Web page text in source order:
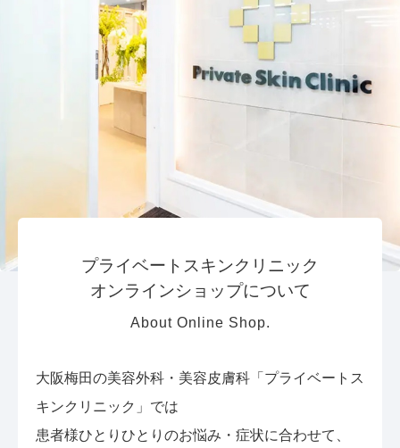
プライベートスキンクリニック
オンラインショップについて
About Online Shop.
大阪梅田の美容外科・美容皮膚科「プライベートス
キンクリニック」では
患者様ひとりひとりのお悩み・症状に合わせて、